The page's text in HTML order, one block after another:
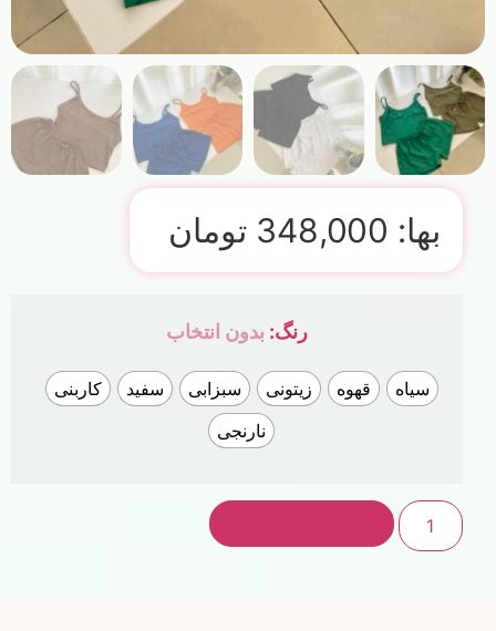
بها: 348,000 تومان
رنگ: بدون انتخاب
سیاه قهوه زیتونی سبزابی سفید
کاربنی
نارنجی